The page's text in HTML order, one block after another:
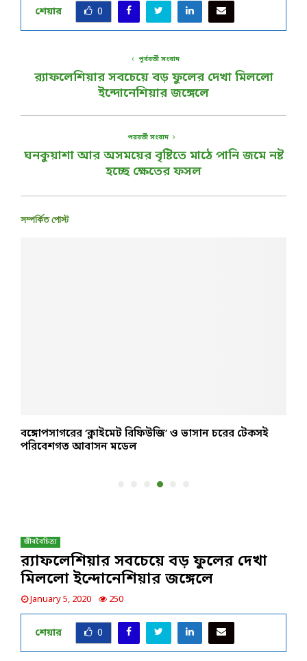
শেয়ার 0
পূর্ববর্তী সংবাদ
র‌্যাফলেশিয়ার সবচেয়ে বড় ফুলের দেখা মিললো
ইন্দোনেশিয়ার জঙ্গেলে
পরবর্তী সংবাদ
ঘনকুয়াশা আর অসময়ের বৃষ্টিতে মাঠে পানি জমে নষ্ট
হচ্ছে ক্ষেতের ফসল
সম্পর্কিত পোস্ট
বঙ্গোপসাগরের ‘ক্লাইমেট রিফিউজি’ ও ভাসান চরের টেকসই
পরিবেশগত আবাসন মডেল
জীববৈচিত্র্য
র‌্যাফলেশিয়ার সবচেয়ে বড় ফুলের দেখা
মিললো ইন্দোনেশিয়ার জঙ্গেলে
January 5, 2020 250
শেয়ার 0